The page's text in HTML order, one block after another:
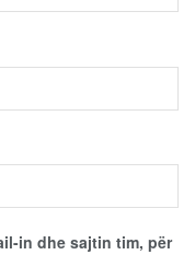
in dhe sajtin tim, për